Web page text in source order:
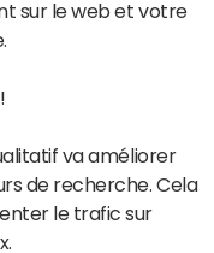
sur le web et votre
va améliorer
de recherche. Cela
le trafic sur